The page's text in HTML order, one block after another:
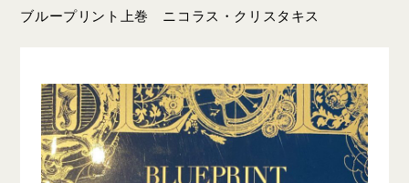
ブループリント上巻 ニコラス・クリスタキス